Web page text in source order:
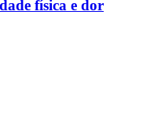
física e dor